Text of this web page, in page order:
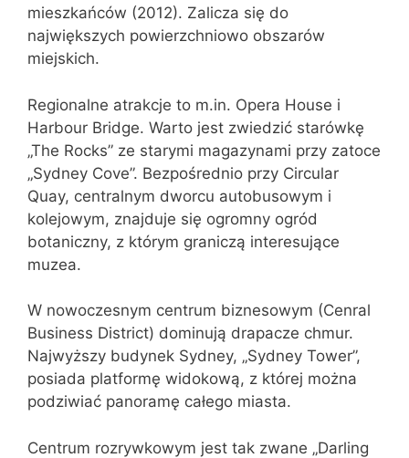
mieszkańców (2012). Zalicza się do
największych powierzchniowo obszarów
miejskich.
Regionalne atrakcje to m.in. Opera House i
Harbour Bridge. Warto jest zwiedzić starówkę
„The Rocks” ze starymi magazynami przy zatoce
„Sydney Cove”. Bezpośrednio przy Circular
Quay, centralnym dworcu autobusowym i
kolejowym, znajduje się ogromny ogród
botaniczny, z którym graniczą interesujące
muzea.
W nowoczesnym centrum biznesowym (Cenral
Business District) dominują drapacze chmur.
Najwyższy budynek Sydney, „Sydney Tower”,
posiada platformę widokową, z której można
podziwiać panoramę całego miasta.
Centrum rozrywkowym jest tak zwane „Darling